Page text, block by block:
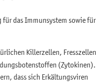
das Immunsystem sowie für
Killerzellen, Fresszellen
(Zytokinen).
dass sich Erkältungsviren